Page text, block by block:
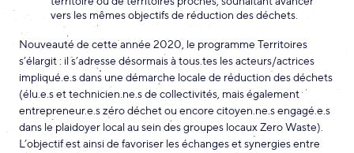
vers les mêmes objectifs de réduction des déchets.
Nouveauté de cette année 2020, le programme Territoires
s’élargit : il s’adresse désormais à tous.tes les acteurs/actrices
impliqué.e.s dans une démarche locale de réduction des déchets
(élu.e.s et technicien.ne.s de collectivités, mais également
entrepreneur.e.s zéro déchet ou encore citoyen.ne.s engagé.e.s
dans le plaidoyer local au sein des groupes locaux Zero Waste).
L’objectif est ainsi de favoriser les échanges et synergies entre